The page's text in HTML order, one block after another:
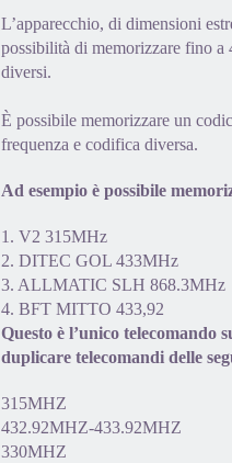
L’apparecchio, di dimensioni
possibilità di memorizzare fino
diversi.
È possibile memorizzare un
frequenza e codifica diversa.
Ad esempio è possibile
1. V2 315MHz
2. DITEC GOL 433MHz
3. ALLMATIC SLH 868.3MHz
4. BFT MITTO 433,92
Questo è l’unico telecomando
duplicare telecomandi delle
315MHZ
432.92MHZ-433.92MHZ
330MHZ